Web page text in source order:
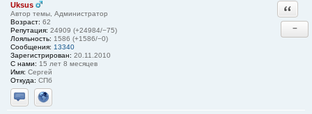
Uksus
Автор темы, Администратор
Возраст: 62
Репутация: 24909 (+24984/−75)
Лояльность: 1586 (+1586/−0)
Сообщения: 13340
Зарегистрирован: 20.11.2010
С нами: 15 лет 8 месяцев
Имя: Сергей
Откуда: СПб
Отправить личное сообщение
Сайт
−